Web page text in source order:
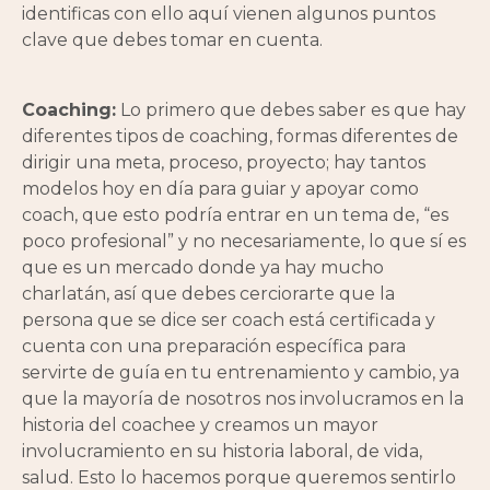
identificas con ello aquí vienen algunos puntos
clave que debes tomar en cuenta.
Coaching: Lo primero que debes saber es que hay
diferentes tipos de coaching, formas diferentes de
dirigir una meta, proceso, proyecto; hay tantos
modelos hoy en día para guiar y apoyar como
coach, que esto podría entrar en un tema de, “es
poco profesional” y no necesariamente, lo que sí es
que es un mercado donde ya hay mucho
charlatán, así que debes cerciorarte que la
persona que se dice ser coach está certificada y
cuenta con una preparación específica para
servirte de guía en tu entrenamiento y cambio, ya
que la mayoría de nosotros nos involucramos en la
historia del coachee y creamos un mayor
involucramiento en su historia laboral, de vida,
salud. Esto lo hacemos porque queremos sentirlo